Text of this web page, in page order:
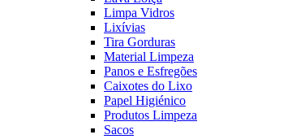
Limpa Vidros
Lixívias
Tira Gorduras
Material Limpeza
Panos e Esfregões
Caixotes do Lixo
Papel Higiénico
Produtos Limpeza
Sacos